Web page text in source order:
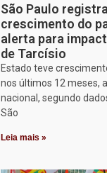
São Paulo
crescimento do
alerta para
de Tarcísio
Estado teve
nos últimos 12 meses,
nacional, segundo
São
Leia mais »